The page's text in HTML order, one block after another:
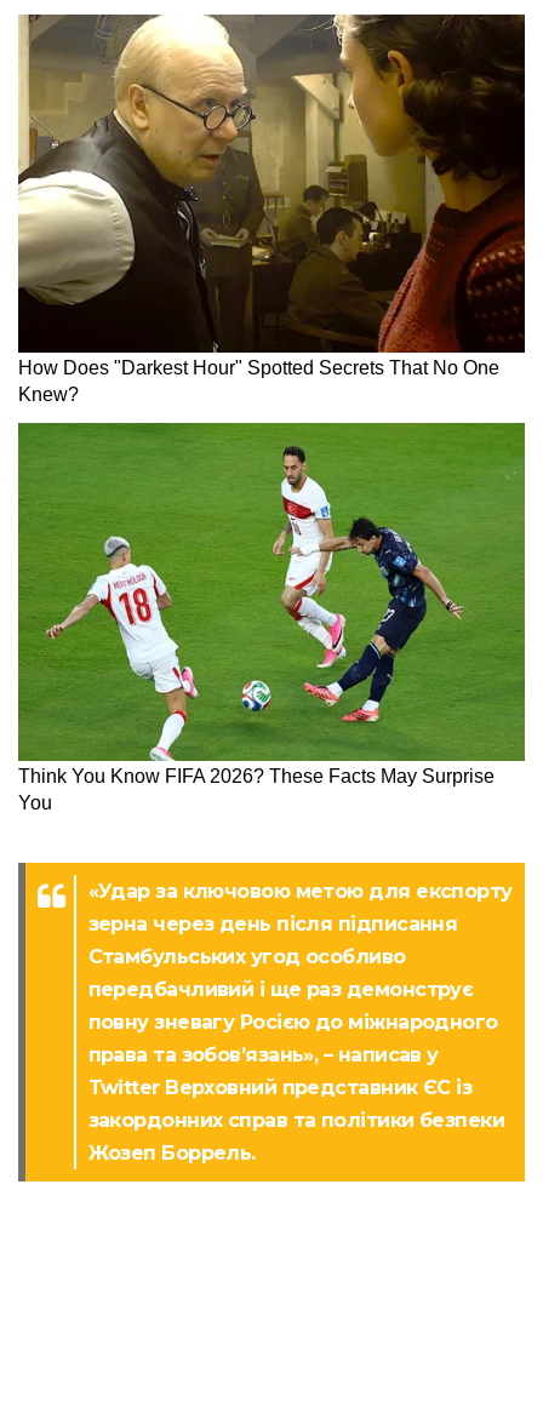
«Удар за ключовою метою для експорту
зерна через день після підписання
Стамбульських угод особливо
передбачливий і ще раз демонструє
повну зневагу Росією до міжнародного
права та зобов’язань», – написав у
Twitter Верховний представник ЄС із
закордонних справ та політики безпеки
Жозеп Боррель.